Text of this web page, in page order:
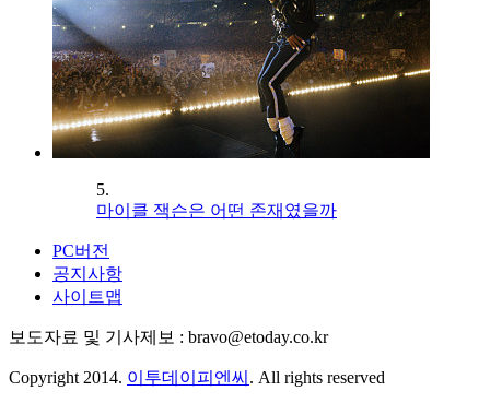
5.
마이클 잭슨은 어떤 존재였을까
PC버전
공지사항
사이트맵
보도자료 및 기사제보 : bravo@etoday.co.kr
Copyright 2014. 이투데이피엔씨 . All rights reserved